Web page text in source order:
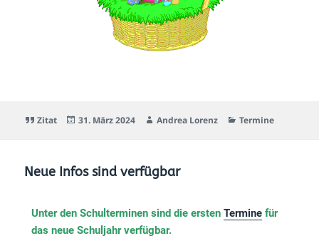
Zitat 31. März 2024 Andrea Lorenz Termine
Neue Infos sind verfügbar
Unter den Schulterminen sind die erstenTermine für
das neue Schuljahr verfügbar.